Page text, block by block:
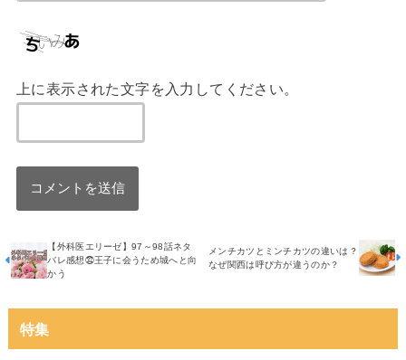
上に表示された文字を入力してください。
【外科医エリーゼ】97～98話ネタ
バレ感想㉜王子に会うため城へと向
かう
メンチカツとミンチカツの違いは？
なぜ関西は呼び方が違うのか？
特集